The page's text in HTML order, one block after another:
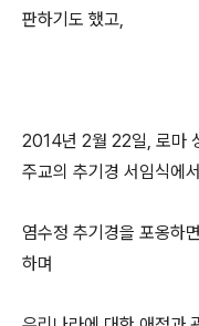
판하기도 했고,
2014년 2월 22일, 로마
주교의 추기경 서임식에
염수정 추기경을 포옹하
하며